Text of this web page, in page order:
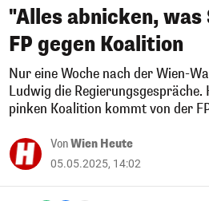
"Alles abnicken,
FP gegen Koalition
Nur eine Woche nach der Wien-
Ludwig die
pinken Koalition kommt von der
VonWien Heute
05.05.2025, 14:02